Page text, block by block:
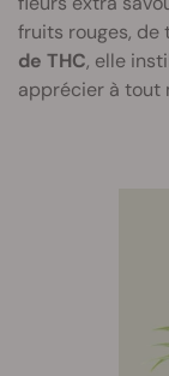
fruits rouges, de
de THC, elle
apprécier à tout